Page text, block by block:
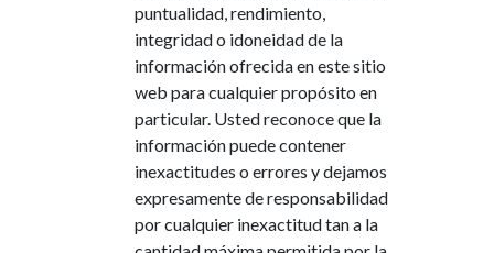
puntualidad,rendimiento,
integridado idoneidadde la
informaciónofrecidaenestesitio
web paracualquierpropósito en
particular. Ustedreconoceque la
informaciónpuedecontener
inexactitudes o errores ydejamos
expresamentederesponsabilidad
porcualquier inexactitudtana la